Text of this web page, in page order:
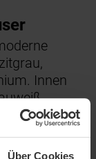
Über Cookies
Innen